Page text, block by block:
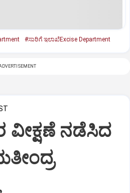
#ಸಾರಿಗೆ ಇಲಾಖೆExcise Department
ವೀಕ್ಷಣೆ ನಡೆಸಿದ